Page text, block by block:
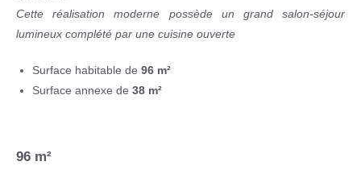
Cette réalisation moderne possède un grand salon-séjour
lumineux complété par une cuisine ouverte
Surface habitable de 96 m²
Surface annexe de 38 m²
96 m²